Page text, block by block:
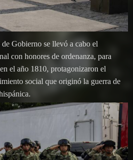
Gobierno se llevó a cabo el
con honores de ordenanza, para
el año 1810, protagonizaron el
social que originó la guerra de